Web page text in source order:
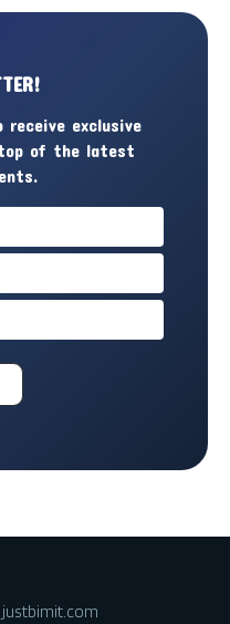
exclusive
of the latest
justbimit.com